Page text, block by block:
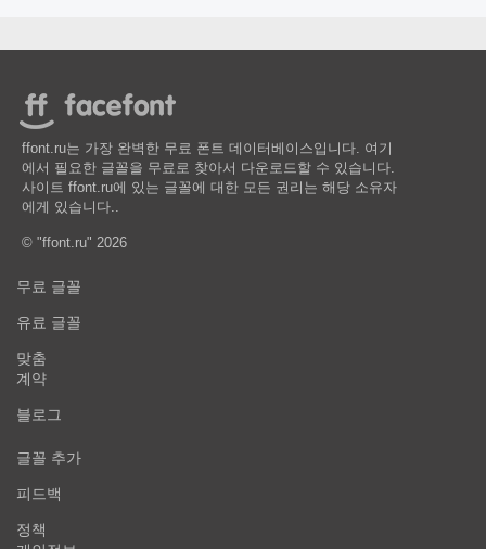
ffont.ru는 가장 완벽한 무료 폰트 데이터베이스입니다. 여기
에서 필요한 글꼴을 무료로 찾아서 다운로드할 수 있습니다.
사이트 ffont.ru에 있는 글꼴에 대한 모든 권리는 해당 소유자
에게 있습니다..
© "ffont.ru" 2026
무료 글꼴
유료 글꼴
맞춤
계약
블로그
글꼴 추가
피드백
정책